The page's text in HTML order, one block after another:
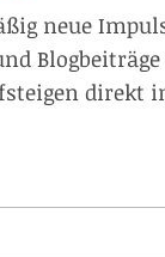
neue
direkt